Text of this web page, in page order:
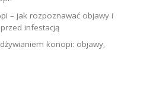
– jak rozpoznawać objawy i
infestacją
konopi: objawy,